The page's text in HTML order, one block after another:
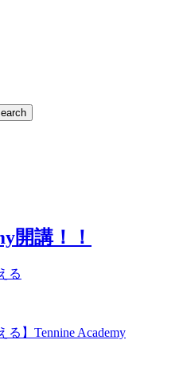
開講！！
る
る】Tennine Academy